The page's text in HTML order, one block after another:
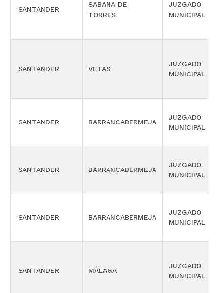
SANTANDER
SABANA DE
TORRES
JUZGADO
MUNICIPAL
SANTANDER VETAS
JUZGADO
MUNICIPAL
SANTANDER BARRANCABERMEJA
JUZGADO
MUNICIPAL
SANTANDER BARRANCABERMEJA
JUZGADO
MUNICIPAL
SANTANDER BARRANCABERMEJA
JUZGADO
MUNICIPAL
SANTANDER MÁLAGA
JUZGADO
MUNICIPAL